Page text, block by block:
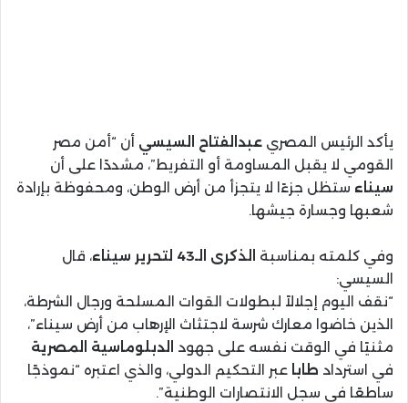
يأكد الرئيس المصري عبدالفتاح السيسي أن “أمن مصر
القومي لا يقبل المساومة أو التفريط”، مشددًا على أن
سيناء ستظل جزءًا لا يتجزأ من أرض الوطن، ومحفوظة بإرادة
شعبها وجسارة جيشها.
وفي كلمته بمناسبة الذكرى الـ43 لتحرير سيناء
، قال
السيسي:
“نقف اليوم إجلالاً لبطولات القوات المسلحة ورجال الشرطة،
الذين خاضوا معارك شرسة لاجتثاث الإرهاب من أرض سيناء”،
مثنيًا في الوقت نفسه على جهود
الدبلوماسية المصرية
في استرداد طابا عبر التحكيم الدولي، والذي اعتبره “نموذجًا
ساطعًا في سجل الانتصارات الوطنية”.